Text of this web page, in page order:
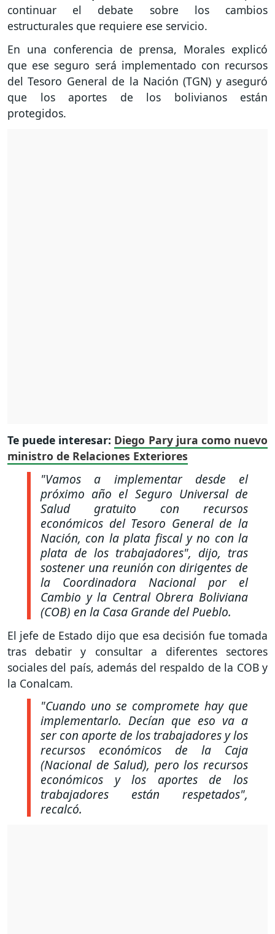
continuar el debate sobre los cambios
estructurales que requiere ese servicio.
En una conferencia de prensa, Morales explicó
que ese seguro será implementado con recursos
del Tesoro General de la Nación (TGN) y aseguró
que los aportes de los bolivianos están
protegidos.
Te puede interesar: Diego Pary jura como nuevo
ministro de Relaciones Exteriores
"Vamos a implementar desde el
próximo año el Seguro Universal de
Salud gratuito con recursos
económicos del Tesoro General de la
Nación, con la plata fiscal y no con la
plata de los trabajadores", dijo, tras
sostener una reunión con dirigentes de
la Coordinadora Nacional por el
Cambio y la Central Obrera Boliviana
(COB) en la Casa Grande del Pueblo.
El jefe de Estado dijo que esa decisión fue tomada
tras debatir y consultar a diferentes sectores
sociales del país, además del respaldo de la COB y
la Conalcam.
"Cuando uno se compromete hay que
implementarlo. Decían que eso va a
ser con aporte de los trabajadores y los
recursos económicos de la Caja
(Nacional de Salud), pero los recursos
económicos y los aportes de los
trabajadores están respetados",
recalcó.